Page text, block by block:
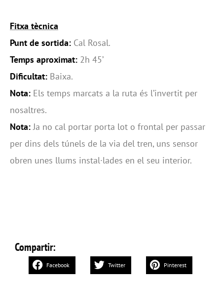
Fitxa tècnica
Punt de sortida: Cal Rosal.
Temps aproximat: 2h 45’
Dificultat: Baixa.
Nota: Els temps marcats a la ruta és l’invertit per
nosaltres.
Nota:Ja no cal portar porta lot o frontal per passar
per dins dels túnels de la via del tren, uns sensor
obren unes llums instal·lades en el seu interior.
Compartir:
Facebook Twitter Pinterest